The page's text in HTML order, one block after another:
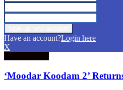
Have an account?Login here
X
‘Moodar Koodam 2’